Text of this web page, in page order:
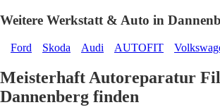
Weitere Werkstatt & Auto in
Ford Skoda Audi AUTOFIT
Meisterhaft Autoreparatur
Dannenberg finden